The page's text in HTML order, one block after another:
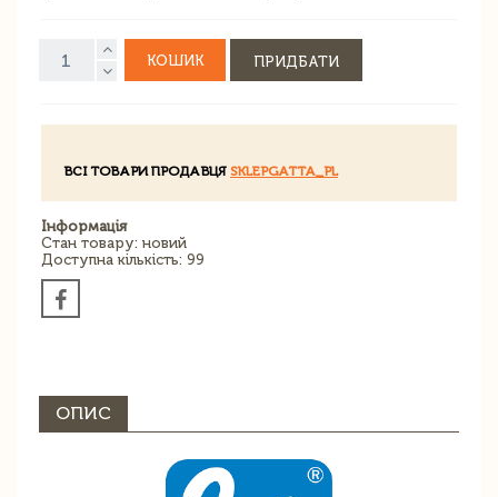
КОШИК ПРИДБАТИ
ВСІ ТОВАРИ ПРОДАВЦЯ SKLEPGATTA_PL
Інформація
Стан товару: новий
Доступна кількість: 99
ОПИС